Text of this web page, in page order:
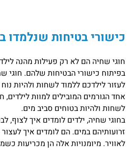
כישורי בטיחות שנלמדו
חוגי שחיה הם לא רק פעילות מהנה
בפיתוח כישורי הבטיחות שלהם. חוגי
לעזור לילדכם ללמוד לשחות ולהיות
אחד הגורמים המובילים למוות לילדים,
לשחות ולהיות בטוחים סביב מים.
בחוגי שחיה, ילדים לומדים איך לצוף,
זרועותיהם במים. הם לומדים איך
לאוויר. מיומנויות אלה הן מכריעות